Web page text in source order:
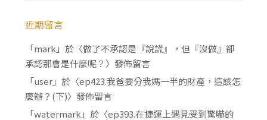
近期留言
「mark 」於〈做了不承認是『說謊』，但『沒做』卻
承認那會是什麼呢？ 〉發佈留言
「user」於〈ep423.我爸要分我媽一半的財產，這該怎
麼辦？(下)〉發佈留言
「watermark 」於〈ep393.在捷運上遇見受到驚嚇的